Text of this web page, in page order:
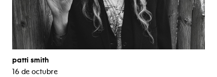
patti smith
16 de octubre